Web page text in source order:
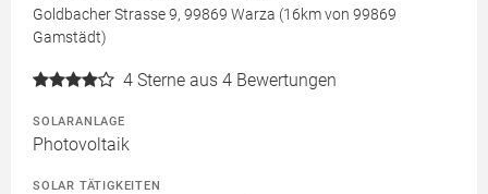
Goldbacher Strasse 9, 99869 Warza (16km von 99869
Gamstädt)
4 Sterne aus 4 Bewertungen
SOLARANLAGE
Photovoltaik
SOLAR TÄTIGKEITEN